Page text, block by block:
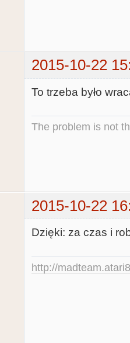
2015-10-22
To trzeba było
The problem is not
2015-10-22
Dzięki: za czas i
http://